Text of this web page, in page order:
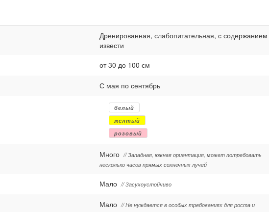
Дренированная, слабопитательная, с содержанием
извести
от 30 до 100 см
С мая по сентябрь
белый
желтый
розовый
Много // Западная, южная ориентация, может потребовать
несколько часов прямых солнечных лучей
Мало // Засухоустойчиво
Мало // Не нуждается в особых требованиях для роста и